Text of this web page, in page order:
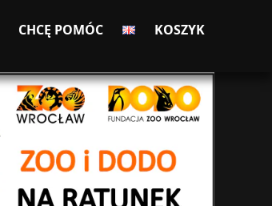
CHCĘ POMÓC KOSZYK